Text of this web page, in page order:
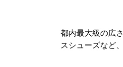
都内最大級の広
スシューズなど